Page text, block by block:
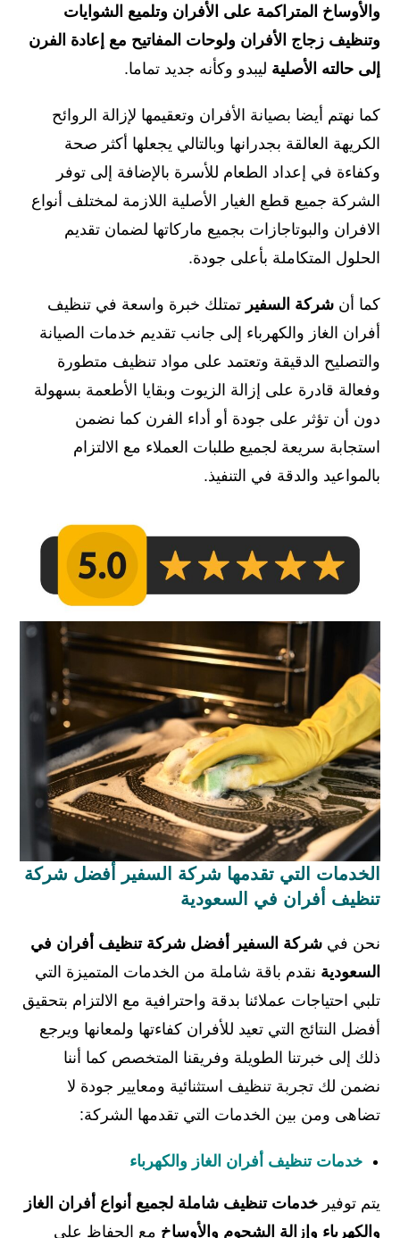
والأوساخ المتراكمة على الأفران وتلميع الشوايات
وتنظيف زجاج الأفران ولوحات المفاتيح مع إعادة الفرن
إلى حالته الأصلية ليبدو وكأنه جديد تماما.
كما نهتم أيضا بصيانة الأفران وتعقيمها لإزالة الروائح
الكريهة العالقة بجدرانها وبالتالي يجعلها أكثر صحة
وكفاءة في إعداد الطعام للأسرة بالإضافة إلى توفر
الشركة جميع قطع الغيار الأصلية اللازمة لمختلف أنواع
الافران والبوتاجازات بجميع ماركاتها لضمان تقديم
الحلول المتكاملة بأعلى جودة.
كما أنشركة السفير تمتلك خبرة واسعة في تنظيف
أفران الغاز والكهرباء إلى جانب تقديم خدمات الصيانة
والتصليح الدقيقة وتعتمد على مواد تنظيف متطورة
وفعالة قادرة على إزالة الزيوت وبقايا الأطعمة بسهولة
دون أن تؤثر على جودة أو أداء الفرن كما نضمن
استجابة سريعة لجميع طلبات العملاء مع الالتزام
بالمواعيد والدقة في التنفيذ.
الخدمات التي تقدمها شركة السفير أفضل شركة
تنظيف أفران في السعودية
نحن في شركة السفير أفضل شركة تنظيف أفران في
السعودية نقدم باقة شاملة من الخدمات المتميزة التي
تلبي احتياجات عملائنا بدقة واحترافية مع الالتزام بتحقيق
أفضل النتائج التي تعيد للأفران كفاءتها ولمعانها ويرجع
ذلك إلى خبرتنا الطويلة وفريقنا المتخصص كما أننا
نضمن لك تجربة تنظيف استثنائية ومعايير جودة لا
تضاهى ومن بين الخدمات التي تقدمها الشركة:
خدمات تنظيف أفران الغاز والكهرباء
يتم توفيرخدمات تنظيف شاملة لجميع أنواع أفران الغاز
والكهرباء وإزالة الشحوم والأوساخ مع الحفاظ على